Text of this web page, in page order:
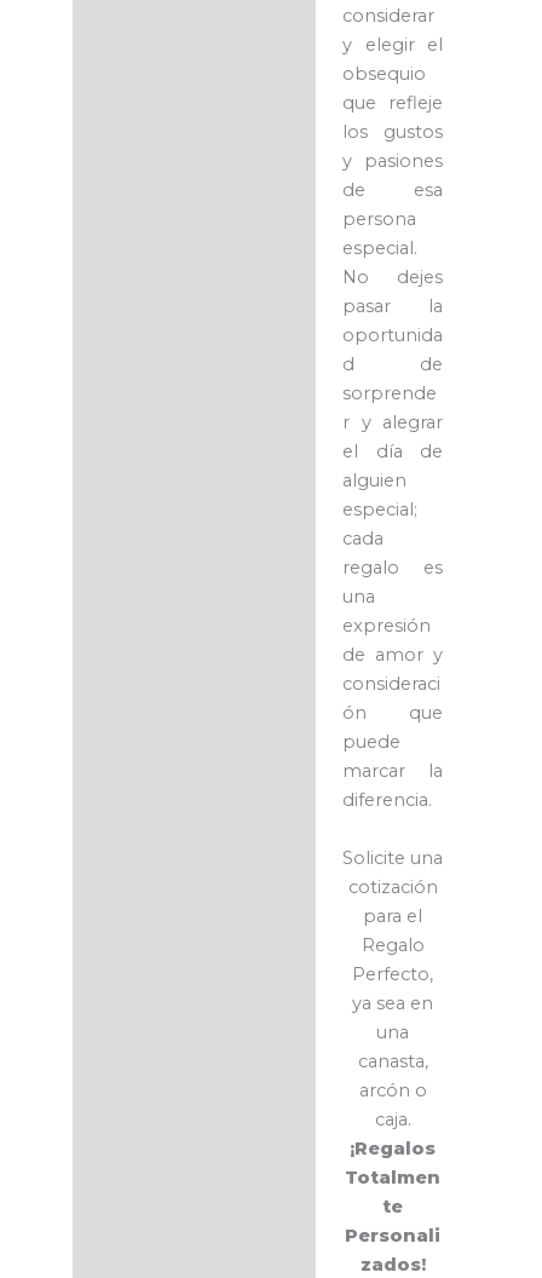
considerar
y elegir el
obsequio
que refleje
los gustos
y pasiones
de esa
persona
especial.
No dejes
pasar la
oportunida
d de
sorprende
r y alegrar
el día de
alguien
especial;
cada
regalo es
una
expresión
de amor y
consideraci
ón que
puede
marcar la
diferencia.
Solicite una
cotización
para el
Regalo
Perfecto,
ya sea en
una
canasta,
arcón o
caja.
¡Regalos
Totalmen
te
Personali
zados!